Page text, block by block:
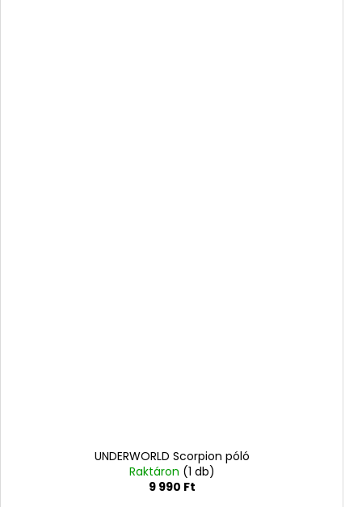
UNDERWORLD Scorpion póló
Raktáron (1 db)
9 990 Ft